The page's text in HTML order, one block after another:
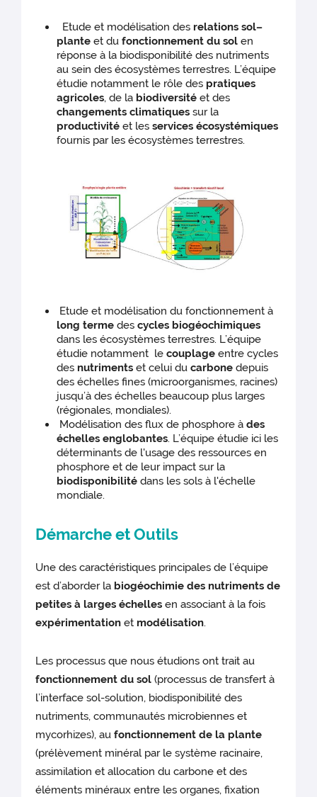
Etude et modélisation des relations sol–
plante et dufonctionnement du sol en
réponse à la biodisponibilité des nutriments
au sein des écosystèmes terrestres. L’équipe
étudie notamment le rôle des pratiques
agricoles, de la biodiversité et des
changements climatiques sur la
productivité et lesservices écosystémiques
fournis par les écosystèmes terrestres.
Etude et modélisation du fonctionnement à
long terme descycles biogéochimiques
dans les écosystèmes terrestres. L’équipe
étudie notamment lecouplage entre cycles
des nutriments et celui ducarbone depuis
des échelles fines (microorganismes, racines)
jusqu’à des échelles beaucoup plus larges
(régionales, mondiales).
Modélisation des flux de phosphore àdes
échelles englobantes. L’équipe étudie ici les
déterminants de l'usage des ressources en
phosphore et de leur impact sur la
biodisponibilité dans les sols à l'échelle
mondiale.
Démarche et Outils
Une des caractéristiques principales de l’équipe
est d’aborder la biogéochimie des nutriments de
petites à larges échelles en associant à la fois
expérimentation et modélisation.
Les processus que nous étudions ont trait au
fonctionnement du sol (processus de transfert à
l’interface sol-solution, biodisponibilité des
nutriments, communautés microbiennes et
mycorhizes), aufonctionnement de la plante
(prélèvement minéral par le système racinaire,
assimilation et allocation du carbone et des
éléments minéraux entre les organes, fixation